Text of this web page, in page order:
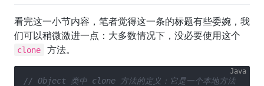
看完这一小节内容，笔者觉得这一条的标题有些委婉，我
们可以稍微激进一点：大多数情况下，没必要使用这个
clone 方法。
// Object 类中 clone 方法的定义：它是一个本地方法